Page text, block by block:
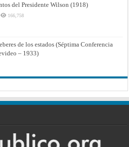
del Presidente Wilson (1918)
166,758
de los estados (Séptima Conferencia
– 1933)